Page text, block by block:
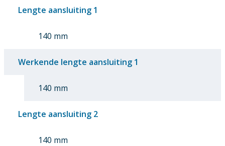
Lengte aansluiting 1
140 mm
Werkende lengte aansluiting 1
140 mm
Lengte aansluiting 2
140 mm